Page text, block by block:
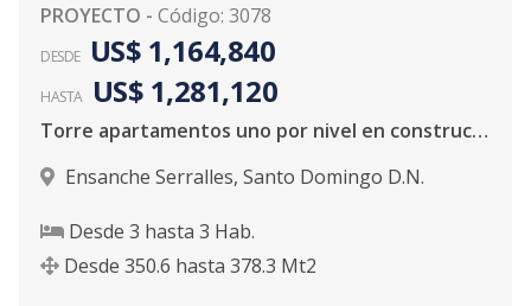
PROYECTO - Código: 3078
DESDE US$ 1,164,840
HASTA US$ 1,281,120
Torre apartamentos uno por nivel en construcción para venta en Serralles
Ensanche Serralles, Santo Domingo D.N.
Desde 3 hasta 3 Hab.
Desde 350.6 hasta 378.3 Mt2